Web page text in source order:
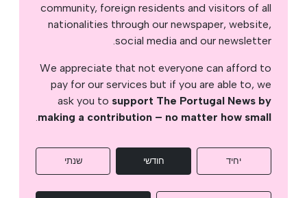
community, foreign residents and visitors of all
nationalities through our newspaper, website,
social media and our newsletter.
We appreciate that not everyone can afford to
pay for our services but if you are able to, we
ask you to support The Portugal News by
making a contribution – no matter how small
.
יחיד חודשי שנתי